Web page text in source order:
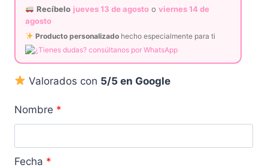
Recíbelo jueves 13 de agostoo viernes 14 de
agosto
Producto personalizadohecho especialmente para ti
¿Tienes dudas? consúltanos por WhatsApp
Valorados con 5/5 en Google
Nombre *
Fecha *